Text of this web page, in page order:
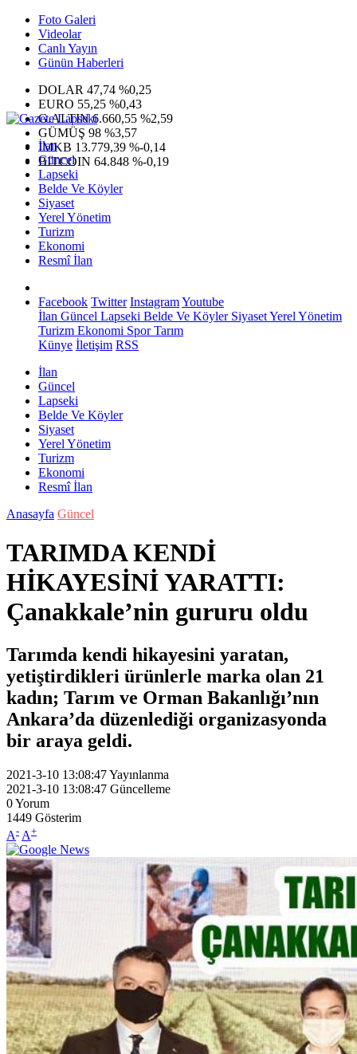
Foto Galeri
Videolar
Canlı Yayın
Günün Haberleri
DOLAR 47,74 %0,25
EURO 55,25 %0,43
G.ALTIN6.660,55 %2,59
GÜMÜŞ 98 %3,57
IMKB 13.779,39 %-0,14
BITCOIN 64.848 %-0,19
İlan
Güncel
Lapseki
Belde Ve Köyler
Siyaset
Yerel Yönetim
Turizm
Ekonomi
Resmî İlan
Facebook Twitter InstagramYoutube
İlan Güncel Lapseki Belde Ve KöylerSiyasetYerel Yönetim
Turizm Ekonomi SporTarım
Künye İletişim RSS
İlan
Güncel
Lapseki
Belde Ve Köyler
Siyaset
Yerel Yönetim
Turizm
Ekonomi
Resmî İlan
Anasayfa Güncel
TARIMDA KENDİ
HİKAYESİNİ YARATTI:
Çanakkale’nin gururu oldu
Tarımda kendi hikayesini yaratan,
yetiştirdikleri ürünlerle marka olan 21
kadın; Tarım ve Orman Bakanlığı’nın
Ankara’da düzenlediği organizasyonda
bir araya geldi.
2021-3-10 13:08:47Yayınlanma
2021-3-10 13:08:47 Güncelleme
0Yorum
1449 Gösterim
A- A+